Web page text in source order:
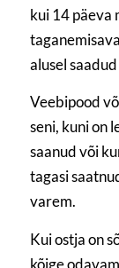
kui 14 päeva
alusel
Veebipood
seni, kuni on
saanud või
tagasi
varem.
Kui ostja on
kõige